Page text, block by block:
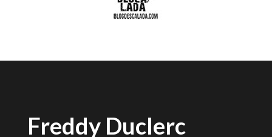
Freddy Duclerc